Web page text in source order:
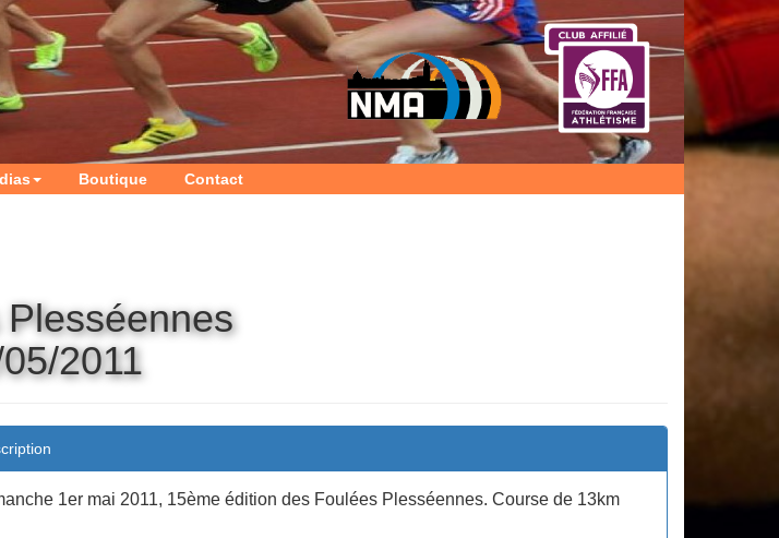
Boutique Contact
2011
1er mai 2011, 15ème édition des Foulées Plesséennes. Course de 13km